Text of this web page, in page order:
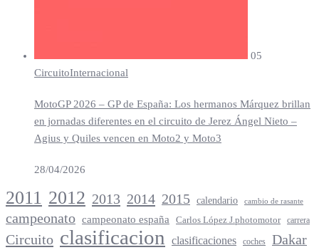
05
CircuitoInternacional
MotoGP 2026 – GP de España: Los hermanos Márquez brillan
en jornadas diferentes en el circuito de Jerez Ángel Nieto –
Agius y Quiles vencen en Moto2 y Moto3
28/04/2026
2011 2012 2013 2014 2015 calendario cambio de rasante
campeonato campeonato españa Carlos López J.photomotor carrera
Circuito clasificacion clasificaciones coches Dakar